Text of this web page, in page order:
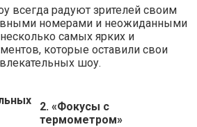
всегда радуют зрителей своим
номерами и неожиданными
самых ярких и
которые оставили свои
шоу.
2. «Фокусы с
термометром»